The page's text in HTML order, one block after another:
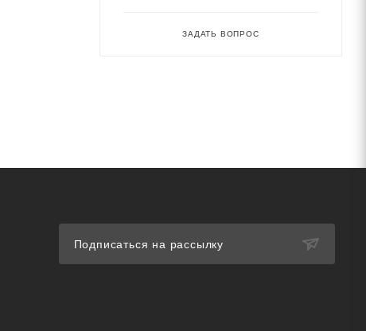
ЗАДАТЬ ВОПРОС
Подписаться на рассылку